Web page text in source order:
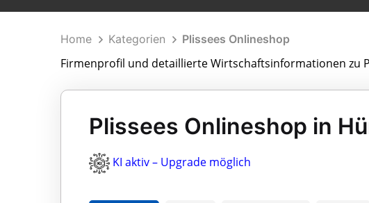
Home Kategorien Plissees Onlineshop
Firmenprofil und detaillierte Wirtschaftsinformationen zu
Plissees Onlineshop in
KI aktiv – Upgrade möglich